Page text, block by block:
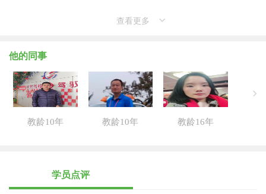
查看更多
他的同事
教龄10年 教龄10年 教龄16年
学员点评